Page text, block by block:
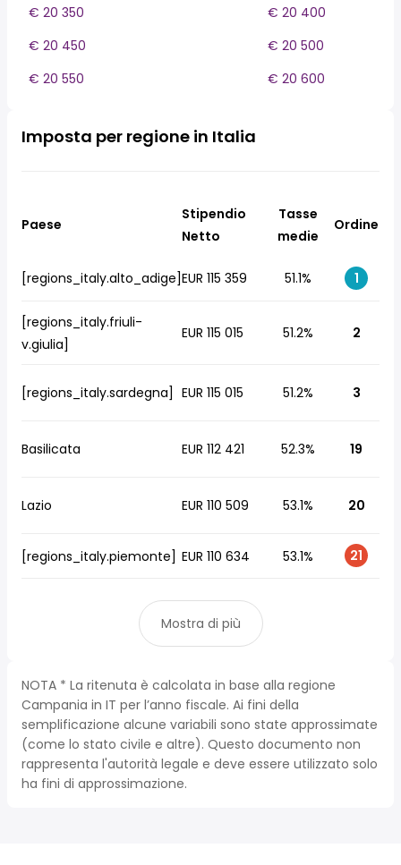
€ 20 350
€ 20 400
€ 20 450
€ 20 500
€ 20 550
€ 20 600
Imposta per regione in Italia
Paese
Stipendio
Netto
Tasse
medie
Ordine
[regions_italy.alto_adige]EUR 115 359 51.1% 1
[regions_italy.friuli-
v.giulia]
EUR 115 015 51.2% 2
[regions_italy.sardegna] EUR 115 015 51.2% 3
Basilicata EUR 112 421 52.3% 19
Lazio EUR 110 509 53.1% 20
[regions_italy.piemonte] EUR 110 634 53.1% 21
Mostra di più
NOTA * La ritenuta è calcolata in base alla regione
Campania in IT per l’anno fiscale. Ai fini della
semplificazione alcune variabili sono state approssimate
(come lo stato civile e altre). Questo documento non
rappresenta l'autorità legale e deve essere utilizzato solo
ha fini di approssimazione.